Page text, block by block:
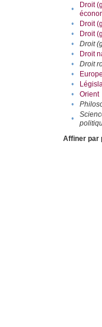
•
Droit
• Droit
•
Droit
•
Droit
•
Droit
•
Droit
•
Europe
•
•
Orient
•
•
Affiner par